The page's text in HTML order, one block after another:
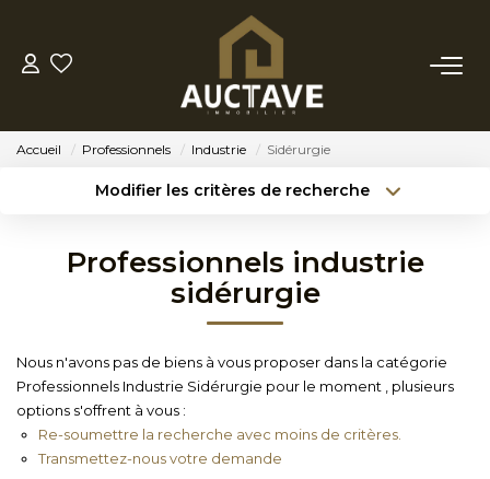
ACHETER
NOTRE AGENCE
NOTRE PHILOSOPHIE
CONTACT
Accueil Professionnels Industrie Sidérurgie
Modifier les critères de recherche
Type de bien
Surface min
Plus de critères Créer une alerte
Professionnels industrie
sidérurgie
Nous n'avons pas de biens à vous proposer dans la catégorie
Professionnels Industrie Sidérurgie pour le moment , plusieurs
options s'offrent à vous :
Re-soumettre la recherche avec moins de critères.
Transmettez-nous votre demande